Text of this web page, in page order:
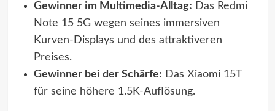
Gewinner im Multimedia-Alltag: Das Redmi
Note 15 5G wegen seines immersiven
Kurven-Displays und des attraktiveren
Preises.
Gewinner bei der Schärfe: Das Xiaomi 15T
für seine höhere 1.5K-Auflösung.